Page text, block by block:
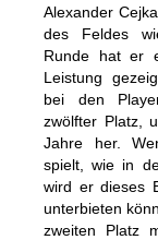
SHOP
Alexander
des Feldes
Runde hat er
Leistung
bei den
zwölfter Platz,
Jahre her.
spielt, wie in
wird er dieses
unterbieten
zweiten Platz